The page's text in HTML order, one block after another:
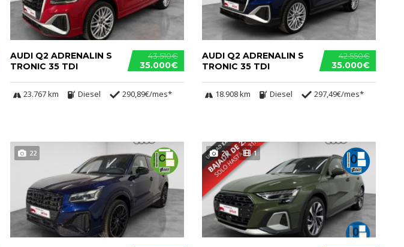
43.510€
35.000€
AUDI Q2 ADRENALIN S
TRONIC 35 TDI
23.767 km Diesel 290,89€/mes*
42.550€
35.000€
AUDI Q2 ADRENALIN S
TRONIC 35 TDI
18.908 km Diesel 297,49€/mes*
22 20 1